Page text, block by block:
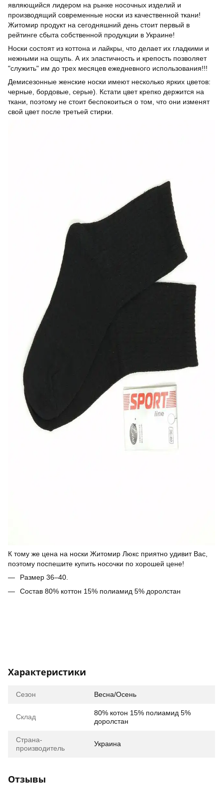
являющийся лидером на рынке носочных изделий и
производящий современные носки из качественной ткани!
Житомир продукт на сегодняшний день стоит первый в
рейтинге сбыта собственной продукции в Украине!
Носки состоят из коттона и лайкры, что делает их гладкими и
нежными на ощупь. А их эластичность и крепость позволяет
"служить" им до трех месяцев ежедневного использования!!!
Демисезонные женские носки имеют несколько ярких цветов:
черные, бордовые, серые). Кстати цвет крепко держится на
ткани, поэтому не стоит беспокоиться о том, что они изменят
свой цвет после третьей стирки.
К тому же цена на носки Житомир Люкс приятно удивит Вас,
поэтому поспешите купить носочки по хорошей цене!
Размер 36–40.
Состав 80% коттон 15% полиамид 5% доролстан
Характеристики
Сезон Весна/Осень
Склад
80% котон 15% полиамид 5%
доролстан
Страна-
производитель
Украина
Отзывы